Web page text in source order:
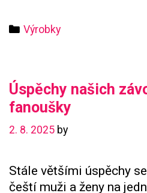
Categories
Výrobky
Úspěchy našich
fanoušky
2. 8. 2025 by
Stále většími úspěchy
čeští muži a ženy na